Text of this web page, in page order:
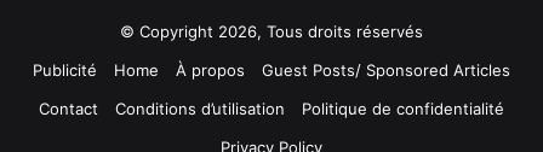
© Copyright 2026, Tous droits réservés
Publicité
Home À propos
Guest Posts/ Sponsored Articles
Contact
Conditions d’utilisation
Politique de confidentialité
Privacy Policy